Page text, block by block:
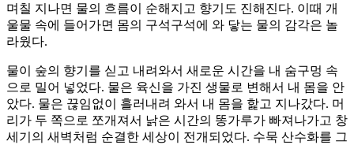
며칠 지나면 물의 흐름이 순해지고 향기도 진해진다. 이때 개
울물 속에 들어가면 몸의 구석구석에 와 닿는 물의 감각은 놀
라웠다.
물이 숲의 향기를 싣고 내려와서 새로운 시간을 내 숨구멍 속
으로 밀어 넣었다. 물은 육신을 가진 생물로 변해서 내 몸을 안
았다. 물은 끊임없이 흘러내려 와서 내 몸을 핥고 지나갔다. 머
리가 두 쪽으로 쪼개져서 낡은 시간의 똥가루가 빠져나가고 창
세기의 새벽처럼 순결한 세상이 전개되었다. 수묵 산수화를 그